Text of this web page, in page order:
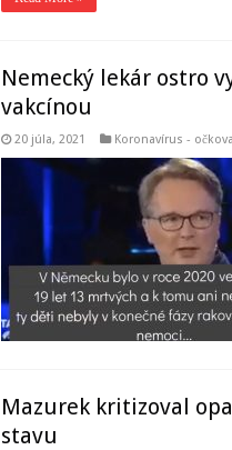
Nemecký lekár ostro
vakcínou
20 júla, 2021 Koronavírus -
Mazurek kritizoval
stavu